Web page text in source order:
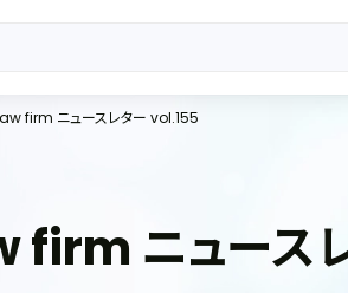
firm ニュースレター vol.155
firm ニュース